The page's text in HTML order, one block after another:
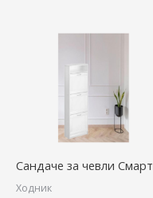
Сандаче за чевли Смарт
Ходник